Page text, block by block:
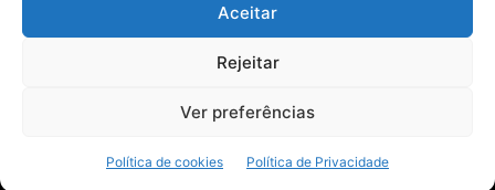
Aceitar
Rejeitar
Ver preferências
Política de cookies Política de Privacidade
Início Sobre
Termos de Uso
Política de Privacidade
Contato
tendências de consumo, marketing e comportamento digital.